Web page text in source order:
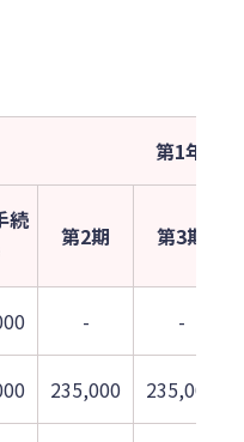
第1年次
続
第2期 第3期
- -
235,000 235,000